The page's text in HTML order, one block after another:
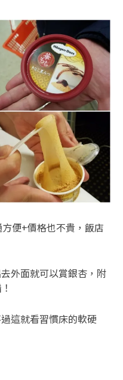
便+價格也不貴，飯店
外面就可以賞銀杏，附
這就看習慣床的軟硬